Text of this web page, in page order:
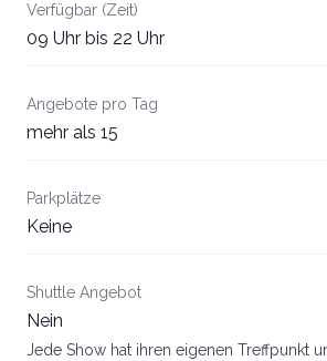
Verfügbar (Zeit)
09 Uhr bis 22 Uhr
Angebote pro Tag
mehr als 15
Parkplätze
Keine
Shuttle Angebot
Nein
Jede Show hat ihren eigenen Treffpunkt